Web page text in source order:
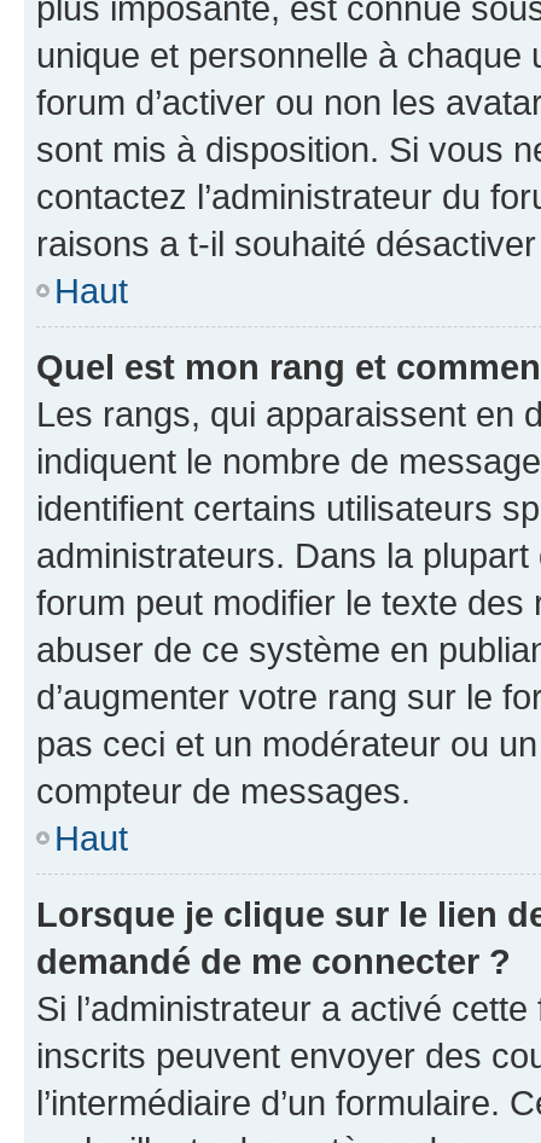
unique et personnelle à chaque
forum d’activer ou non les
sont mis à disposition. Si vous
contactez l’administrateur du
raisons a t-il souhaité
Haut
Quel est mon rang et
Les rangs, qui apparaissent en
indiquent le nombre de
identifient certains utilisateurs
administrateurs. Dans la
forum peut modifier le texte
abuser de ce système en
d’augmenter votre rang sur le
pas ceci et un modérateur ou
compteur de messages.
Haut
Lorsque je clique sur le lien
demandé de me connecter ?
Si l’administrateur a activé
inscrits peuvent envoyer des
l’intermédiaire d’un formulaire.